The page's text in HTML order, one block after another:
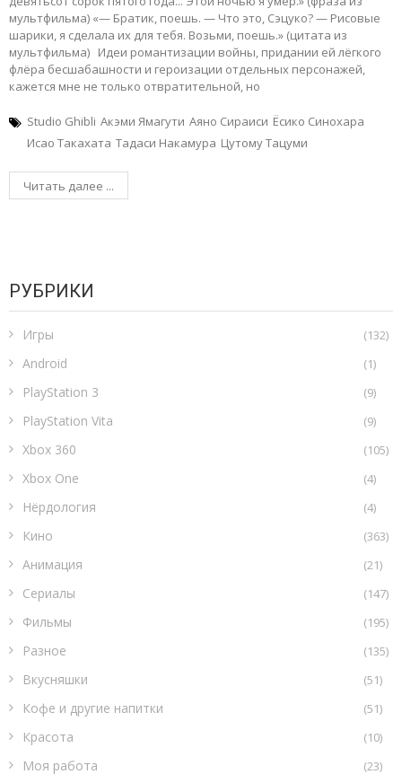
мультфильма) «— Братик, поешь. — Что это, Сэцуко? — Рисовые
шарики, я сделала их для тебя. Возьми, поешь.» (цитата из
мультфильма) Идеи романтизации войны, придании ей лёгкого
флёра бесшабашности и героизации отдельных персонажей,
кажется мне не только отвратительной, но
Studio Ghibli Акэми Ямагути Аяно Сираиси Ёсико Синохара
Исао Такахата Тадаси Накамура Цутому Тацуми
Читать далее ...
РУБРИКИ
Игры (132)
Android (1)
PlayStation 3 (9)
PlayStation Vita (9)
Xbox 360 (105)
Xbox One (4)
Нёрдология (4)
Кино (363)
Анимация (21)
Сериалы (147)
Фильмы (195)
Разное (135)
Вкусняшки (51)
Кофе и другие напитки (51)
Красота (10)
Моя работа (23)